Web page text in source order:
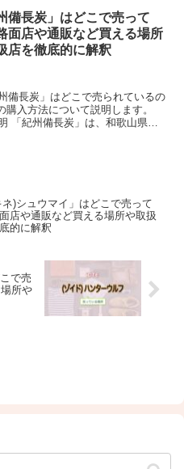
備長炭」はどこで売って
面店や通販など買える場所
店を徹底的に解釈
備長炭」はどこで売られているの
入方法について説明します。
「紀州備長炭」は、和歌山県田
ネ)シュウマイ」はどこで売って
店や通販など買える場所や取扱
的に解釈
で売
所や